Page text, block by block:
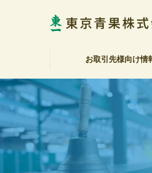
お取引先様向け情
相場表・入荷数量報告書
野菜・果実展望
トピックス・お知らせ
商品紹介
注文受注室
販促カレンダー
産地カレンダー
公表資料（受託契約約款